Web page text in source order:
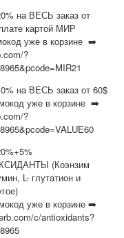
на ВЕСЬ заказ от
картой МИР
уже в корзине ➡️
?
на ВЕСЬ заказ от 60$
уже в корзине ➡️
?
(Коэнзим
L- глутатион и
уже в корзине ➡️
c/antioxidants?